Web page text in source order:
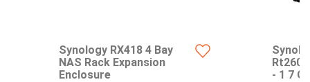
Synology RX418 4 Bay
NAS Rack Expansion
Enclosure
- 1 7